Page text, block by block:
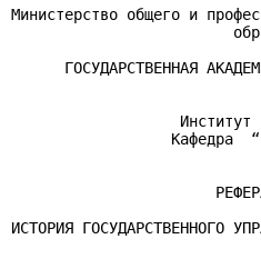
Министерство общего и
ГОСУДАРСТВЕННАЯ
Институт
Кафедра
ИСТОРИЯ ГОСУДАРСТВЕННОГО